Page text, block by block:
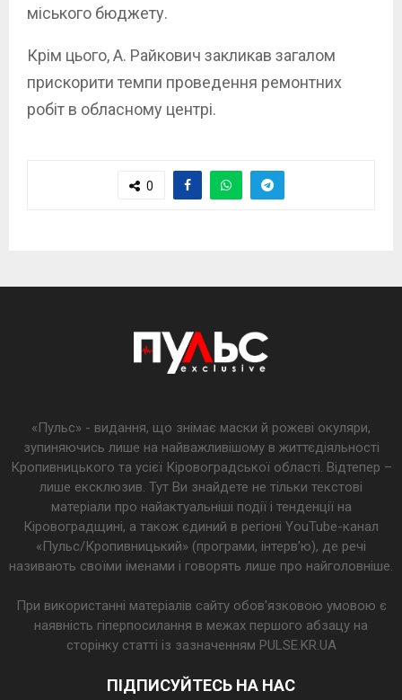
міського бюджету.
Крім цього, А. Райкович закликав загалом
прискорити темпи проведення ремонтних
робіт в обласному центрі.
0
«Пульс» - видання, що знімає маски й рожеві окуляри,
зупиняючись лише на найважливішому в життєдіяльності
Кропивницького та усієї Кіровоградської області. Відтепер –
лише ексклюзив. Тут Ви знайдете не тільки текстові
матеріали про найактуальніші події і тенденції на
Кіровоградщині, а також єдиний в регіоні YouTube-канал
«Пульс/Кропивницький» (програми, інтерв’ю), де речі
називають своїми іменами і говорять лише про найголовніше.
При використанні матеріалів сайту обов'язковою умовою є
наявність гіперпосилання в межах першого абзацу на
сторінку статті із зазначенням PULSE.KR.UA
ПІДПИСУЙТЕСЬ НА НАС